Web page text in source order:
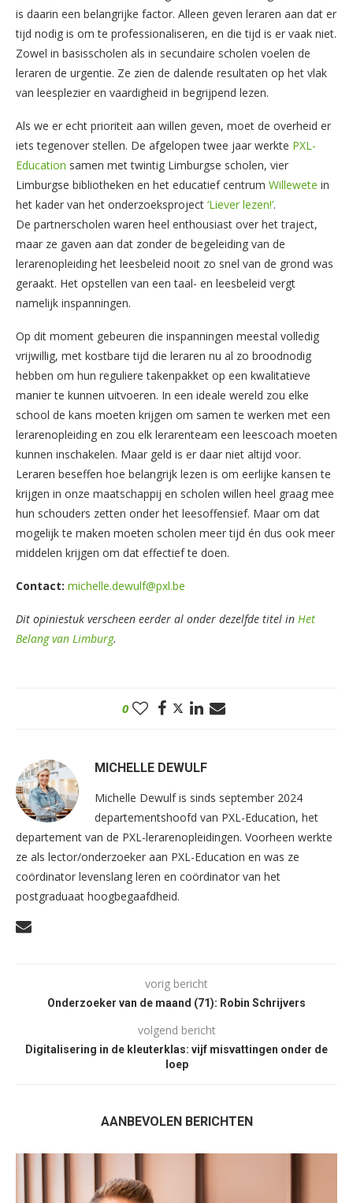
is daarin een belangrijke factor. Alleen geven leraren aan dat er
tijd nodig is om te professionaliseren, en die tijd is er vaak niet.
Zowel in basisscholen als in secundaire scholen voelen de
leraren de urgentie. Ze zien de dalende resultaten op het vlak
van leesplezier en vaardigheid in begrijpend lezen.
Als we er echt prioriteit aan willen geven, moet de overheid er
iets tegenover stellen. De afgelopen twee jaar werkte PXL-
Education samen met twintig Limburgse scholen, vier
Limburgse bibliotheken en het educatief centrum Willewete in
het kader van het onderzoeksproject ‘Liever lezen!’.
De partnerscholen waren heel enthousiast over het traject,
maar ze gaven aan dat zonder de begeleiding van de
lerarenopleiding het leesbeleid nooit zo snel van de grond was
geraakt. Het opstellen van een taal- en leesbeleid vergt
namelijk inspanningen.
Op dit moment gebeuren die inspanningen meestal volledig
vrijwillig, met kostbare tijd die leraren nu al zo broodnodig
hebben om hun reguliere takenpakket op een kwalitatieve
manier te kunnen uitvoeren. In een ideale wereld zou elke
school de kans moeten krijgen om samen te werken met een
lerarenopleiding en zou elk lerarenteam een leescoach moeten
kunnen inschakelen. Maar geld is er daar niet altijd voor.
Leraren beseffen hoe belangrijk lezen is om eerlijke kansen te
krijgen in onze maatschappij en scholen willen heel graag mee
hun schouders zetten onder het leesoffensief. Maar om dat
mogelijk te maken moeten scholen meer tijd én dus ook meer
middelen krijgen om dat effectief te doen.
Contact: michelle.dewulf@pxl.be
Dit opiniestuk verscheen eerder al onder dezelfde titel in Het
Belang van Limburg.
0
MICHELLE DEWULF
Michelle Dewulf is sinds september 2024
departementshoofd van PXL-Education, het
departement van de PXL-lerarenopleidingen. Voorheen werkte
ze als lector/onderzoeker aan PXL-Education en was ze
coördinator levenslang leren en coördinator van het
postgraduaat hoogbegaafdheid.
vorig bericht
Onderzoeker van de maand (71): Robin Schrijvers
volgend bericht
Digitalisering in de kleuterklas: vijf misvattingen onder de
loep
AANBEVOLEN BERICHTEN